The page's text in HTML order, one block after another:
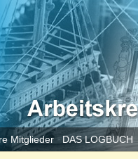
Mitglieder DAS LOGBUCH